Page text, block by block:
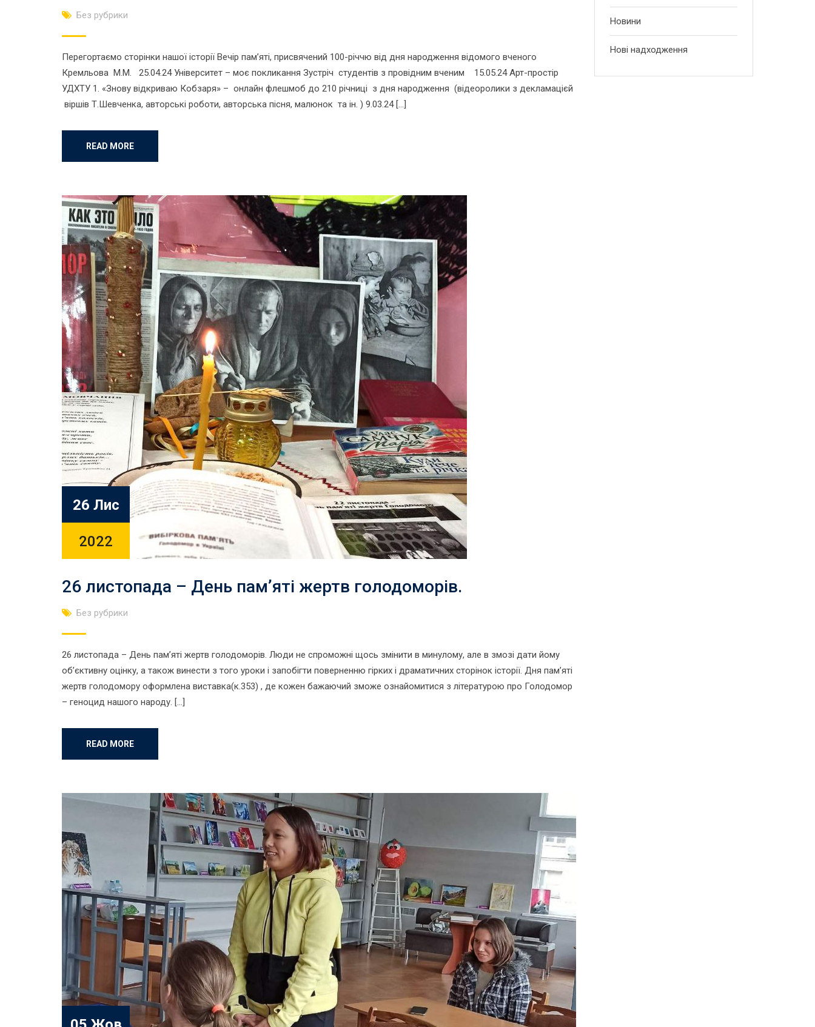
Без рубрики
Перегортаємо сторінки нашої історії Вечір пам’яті, присвячений 100-річчю від дня народження відомого вченого
Кремльова М.М. 25.04.24 Університет – моє покликання Зустріч студентів з провідним вченим 15.05.24 Арт-простір
УДХТУ 1. «Знову відкриваю Кобзаря» – онлайн флешмоб до 210 річниці з дня народження (відеоролики з декламацієй
віршів Т.Шевченка, авторські роботи, авторська пісня, малюнок та ін. ) 9.03.24 […]
READ MORE
26 Лис
2022
26 листопада – День пам’яті жертв голодоморів.
Без рубрики
26 листопада – День пам’яті жертв голодоморів. Люди не спроможні щось змінити в минулому, але в змозі дати йому
об’єктивну оцінку, а також винести з того уроки і запобігти поверненню гірких і драматичних сторінок історії. Дня пам’яті
жертв голодомору оформлена виставка(к.353) , де кожен бажаючий зможе ознайомитися з літературою про Голодомор
– геноцид нашого народу. […]
READ MORE
Новини
Нові надходження